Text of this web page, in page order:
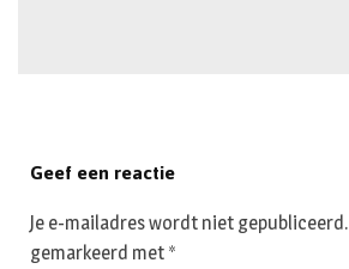
Geef een reactie
Je e-mailadres wordt niet gepubliceerd.
gemarkeerd met *